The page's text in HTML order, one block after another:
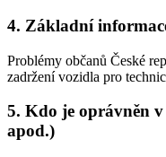
4. Základní
Problémy občanů České
zadržení vozidla pro
5. Kdo je oprávněn
apod.)